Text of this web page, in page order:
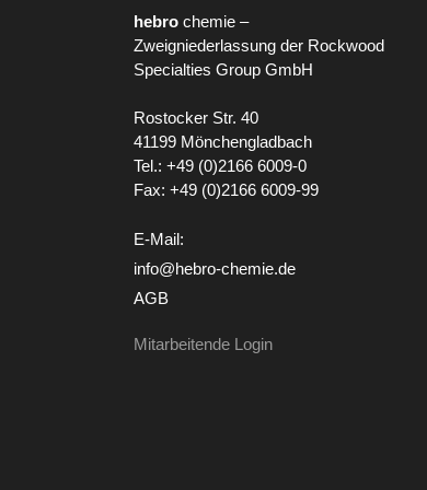
hebro chemie –
Zweigniederlassung der Rockwood
Specialties Group GmbH
Rostocker Str. 40
41199 Mönchengladbach
Tel.: +49 (0)2166 6009-0
Fax: +49 (0)2166 6009-99
E-Mail:
info@hebro-chemie.de
AGB
Mitarbeitende Login